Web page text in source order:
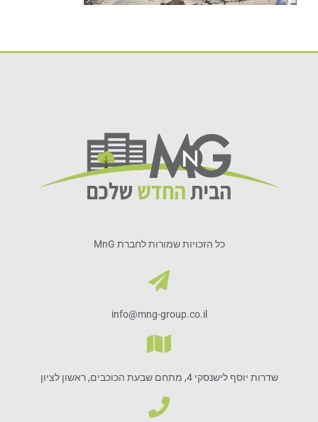
כל הזכויות שמורות לחברת MnG
info@mng-group.co.il
שדרות יוסף לישנסקי 4, מתחם שבעת הכוכבים, ראשון לציון